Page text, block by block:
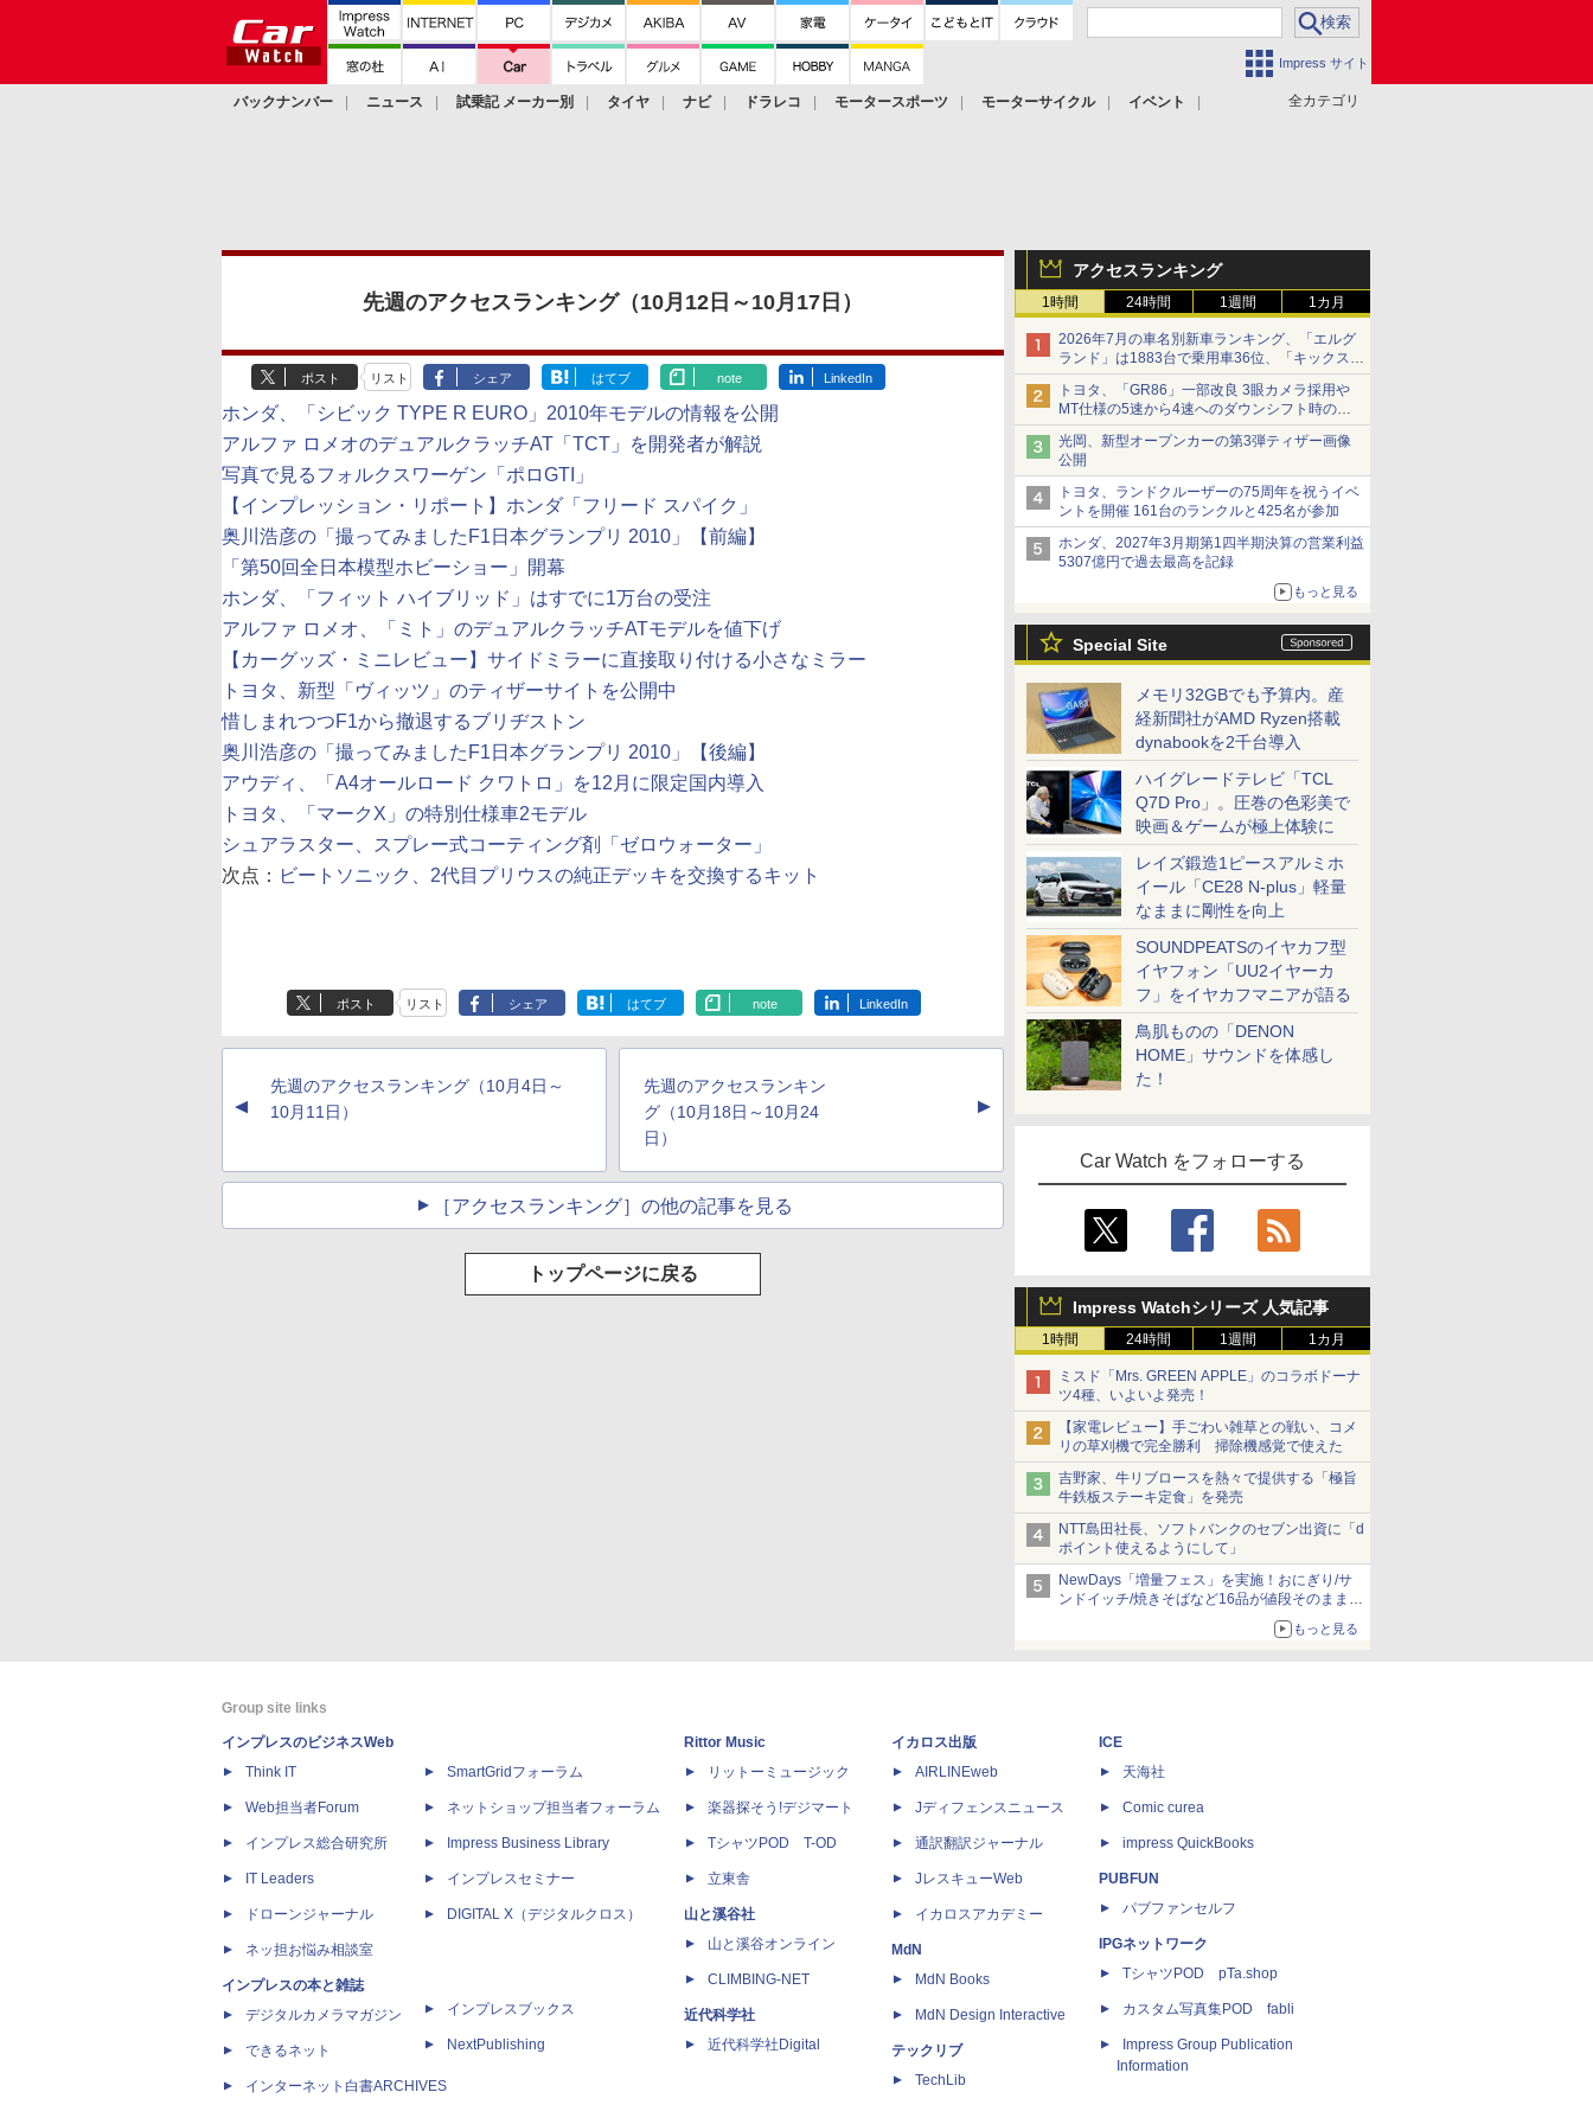
Impress サイト
全カテゴリ
バックナンバー ニュース 試乗記 メーカー別 タイヤ ナビ ドラレコ モータースポーツ モーターサイクル
イベント
アクセスランキング
1時間 24時間 1週間 1カ月
2026年7月の車名別新車ランキング、「エルグ
ランド」は1883台で乗用車36位、「キックス」
は2591台で27位に
トヨタ、「GR86」一部改良 3眼カメラ採用や
MT仕様の5速から4速へのダウンシフト時の操
作性向上など
光岡、新型オープンカーの第3弾ティザー画像
公開
トヨタ、ランドクルーザーの75周年を祝うイベ
ントを開催 161台のランクルと425名が参加
ホンダ、2027年3月期第1四半期決算の営業利益
5307億円で過去最高を記録
もっと見る
Special Site
メモリ32GBでも予算内。産
経新聞社がAMD Ryzen搭載
dynabookを2千台導入
ハイグレードテレビ「TCL
Q7D Pro」。圧巻の色彩美で
映画＆ゲームが極上体験に
レイズ鍛造1ピースアルミホ
イール「CE28 N-plus」軽量
なままに剛性を向上
SOUNDPEATSのイヤカフ型
イヤフォン「UU2イヤーカ
フ」をイヤカフマニアが語る
鳥肌ものの「DENON
HOME」サウンドを体感し
た！
Car Watch をフォローする
Impress Watchシリーズ 人気記事
1時間 24時間 1週間 1カ月
ミスド「Mrs. GREEN APPLE」のコラボドーナ
ツ4種、いよいよ発売！
【家電レビュー】手ごわい雑草との戦い、コメ
リの草刈機で完全勝利 掃除機感覚で使えた
吉野家、牛リブロースを熱々で提供する「極旨
牛鉄板ステーキ定食」を発売
NTT島田社長、ソフトバンクのセブン出資に「d
ポイント使えるようにして」
NewDays「増量フェス」を実施！おにぎり/サ
ンドイッチ/焼きそばなど16品が値段そのままで
もっと見る
先週のアクセスランキング（10月12日～10月17日）
ポスト リスト シェア はてブ note LinkedIn
ホンダ、「シビック TYPE R EURO」2010年モデルの情報を公開
アルファ ロメオのデュアルクラッチAT「TCT」を開発者が解説
写真で見るフォルクスワーゲン「ポロGTI」
【インプレッション・リポート】ホンダ「フリード スパイク」
奥川浩彦の「撮ってみましたF1日本グランプリ 2010」【前編】
「第50回全日本模型ホビーショー」開幕
ホンダ、「フィット ハイブリッド」はすでに1万台の受注
アルファ ロメオ、「ミト」のデュアルクラッチATモデルを値下げ
【カーグッズ・ミニレビュー】サイドミラーに直接取り付ける小さなミラー
トヨタ、新型「ヴィッツ」のティザーサイトを公開中
惜しまれつつF1から撤退するブリヂストン
奥川浩彦の「撮ってみましたF1日本グランプリ 2010」【後編】
アウディ、「A4オールロード クワトロ」を12月に限定国内導入
トヨタ、「マークX」の特別仕様車2モデル
シュアラスター、スプレー式コーティング剤「ゼロウォーター」
次点： ビートソニック、2代目プリウスの純正デッキを交換するキット
ポスト リスト シェア はてブ note LinkedIn
▲
先週のアクセスランキング（10月4日～
10月11日）
先週のアクセスランキン
グ（10月18日～10月24
日）
▲
［アクセスランキング］の他の記事を見る
トップページに戻る
Group site links
インプレスのビジネスWeb
Think IT
Web担当者Forum
インプレス総合研究所
IT Leaders
ドローンジャーナル
ネッ担お悩み相談室
インプレスの本と雑誌
デジタルカメラマガジン
できるネット
インターネット白書ARCHIVES
SmartGridフォーラム
ネットショップ担当者フォーラム
Impress Business Library
インプレスセミナー
DIGITAL X（デジタルクロス）
インプレスブックス
NextPublishing
Rittor Music
リットーミュージック
楽器探そう!デジマート
TシャツPOD T-OD
立東舎
山と溪谷社
山と溪谷オンライン
CLIMBING-NET
近代科学社
近代科学社Digital
イカロス出版
AIRLINEweb
Jディフェンスニュース
通訳翻訳ジャーナル
JレスキューWeb
イカロスアカデミー
MdN
MdN Books
MdN Design Interactive
テックリブ
TechLib
ICE
天海社
Comic curea
impress QuickBooks
PUBFUN
パブファンセルフ
IPGネットワーク
TシャツPOD pTa.shop
カスタム写真集POD fabli
Impress Group Publication
Information